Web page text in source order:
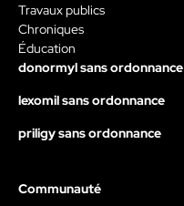
Travaux publics
Chroniques
Éducation
donormyl sans ordonnance
lexomil sans ordonnance
priligy sans ordonnance
Communauté